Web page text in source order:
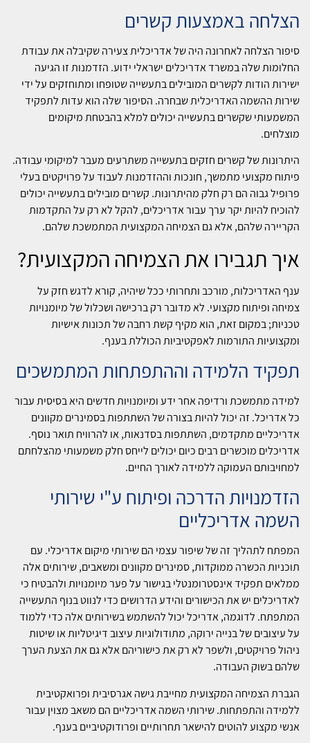
הצלחה באמצעות קשרים
סיפור הצלחה לאחרונה היה של אדריכלית צעירה שקיבלה את עבודת
החלומות שלה במשרד אדריכלים ישראלי ידוע. הזדמנות זו הגיעה
ישירות הודות לקשרים המובילים בתעשייה שטופחו ומתוחזקים על ידי
שירות ההשמה האדריכלית שבחרה. הסיפור שלה הוא עדות לתפקיד
המשמעותי שקשרים בתעשייה יכולים למלא בהבטחת מיקומים
מוצלחים.
היתרונות של קשרים חזקים בתעשייה משתרעים מעבר למיקומי עבודה.
פיתוח מקצועי מתמשך, חונכות וההזדמנות לעבוד על פרויקטים בעלי
פרופיל גבוה הם רק חלק מהיתרונות. קשרים מובילים בתעשייה יכולים
להוכיח להיות יקר ערך עבור אדריכלים, להקל לא רק על התקדמות
הקריירה שלהם, אלא גם הצמיחה המקצועית המתמשכת שלהם.
איך תגבירו את הצמיחה המקצועית?
ענף האדריכלות, מורכב ותחרותי ככל שיהיה, קורא לדגש חזק על
צמיחה ופיתוח מקצועי. לא מדובר רק ברכישה ושכלול של מיומנויות
טכניות; במקום זאת, הוא מקיף קשת רחבה של תכונות אישיות
ומקצועיות התורמות לאפקטיביות הכוללת בענף.
תפקיד הלמידה וההתפתחות המתמשכים
למידה מתמשכת ורדיפה אחר ידע ומיומנויות חדשים היא בסיסית עבור
כל אדריכל. זה יכול להיות בצורה של השתתפות בסמינרים מקוונים
אדריכליים מתקדמים, השתתפות בסדנאות, או להרוויח תואר נוסף.
אדריכלים מוכשרים רבים כיום יכולים לייחס חלק משמעותי מהצלחתם
למחויבותם העמוקה ללמידה לאורך החיים.
הזדמנויות הדרכה ופיתוח ע"י שירותי
השמה אדריכליים
המפתח לתהליך זה של שיפור עצמי הם שירותי מיקום אדריכלי. עם
תוכניות הכשרה ממוקדות, סמינרים מקוונים ומשאבים, שירותים אלה
ממלאים תפקיד אינסטרומנטלי בגישור על פער מיומנויות ולהבטיח כי
לאדריכלים יש את הכישורים והידע הדרושים כדי לנווט בנוף התעשייה
המתפתח. לדוגמה, אדריכל יכול להשתמש בשירותים אלה כדי ללמוד
על עיצובים של בנייה ירוקה, מתודולוגיות עיצוב דיגיטליות או שיטות
ניהול פרויקטים, ולשפר לא רק את כישוריהם אלא גם את הצעת הערך
שלהם בשוק העבודה.
הגברת הצמיחה המקצועית מחייבת גישה אגרסיבית ופרואקטיבית
ללמידה והתפתחות. שירותי השמה אדריכליים הם משאב מצוין עבור
אנשי מקצוע להוטים להישאר תחרותיים ופרודוקטיביים בענף.